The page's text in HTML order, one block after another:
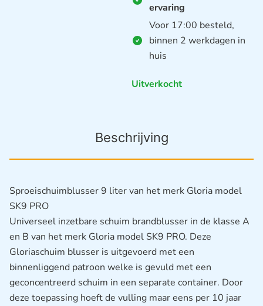
ervaring
Voor 17:00 besteld,
binnen 2 werkdagen in
huis
Uitverkocht
Beschrijving
Sproeischuimblusser 9 liter van het merk Gloria model
SK9 PRO
Universeel inzetbare schuim brandblusser in de klasse A
en B van het merk Gloria model SK9 PRO. Deze
Gloriaschuim blusser is uitgevoerd met een
binnenliggend patroon welke is gevuld met een
geconcentreerd schuim in een separate container. Door
deze toepassing hoeft de vulling maar eens per 10 jaar